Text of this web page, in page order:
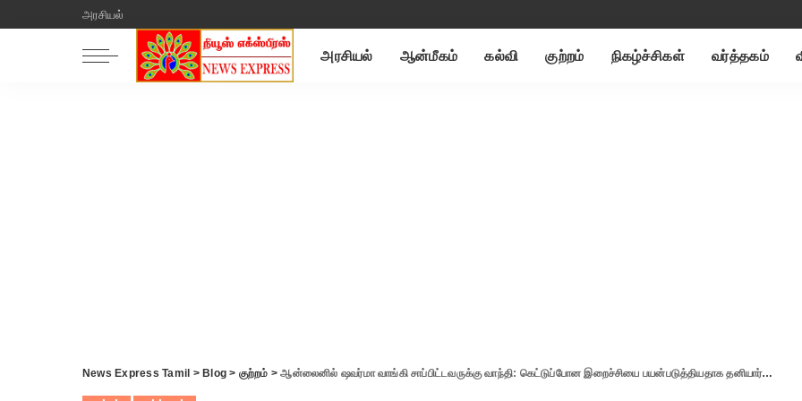
அரசியல்
அரசியல் ஆன்மீகம் கல்வி குற்றம் நிகழ்ச்சிகள் வர்த்தகம்
News Express Tamil > Blog > குற்றம் >ஆன்லைனில் ஷவர்மா வாங்கி சாப்பிட்டவருக்கு வாந்தி: கெட்டுப்போன இறைச்சியை பயன்படுத்தியதாக தனியார் உணவகத்தை முற்றுகையிட்ட பொதுமக்கள்….